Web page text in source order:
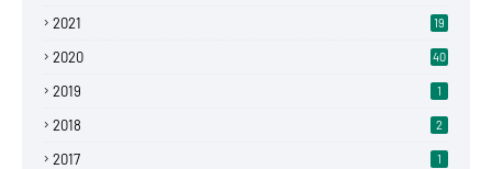
2021 19
2020 40
2019 1
2018 2
2017 1